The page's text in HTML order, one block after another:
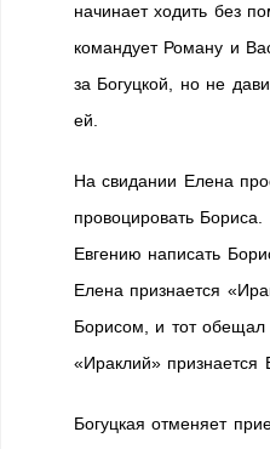
начинает ходить без
командует Роману и
за Богуцкой, но не
ей.
На свидании Елена
провоцировать
Евгению написать
Елена признается
Борисом, и тот обещал
«Ираклий» признается
Богуцкая отменяет